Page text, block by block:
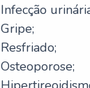
Infecção
Gripe;
Resfriado;
Osteoporose;